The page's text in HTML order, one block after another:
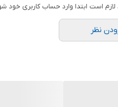
لازم است ابتدا وارد حساب کاربری خود
نظر